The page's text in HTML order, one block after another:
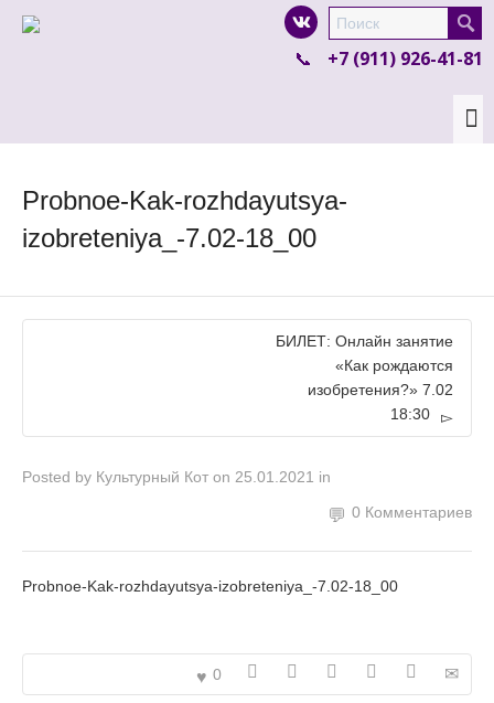
product in a size size .
colour items.
+7 (911) 926-41-81
Probnoe-Kak-rozhdayutsya-
izobreteniya_-7.02-18_00
БИЛЕТ: Онлайн занятие
«Как рождаются
изобретения?» 7.02
18:30
Posted by Культурный Кот on 25.01.2021 in
0 Комментариев
Probnoe-Kak-rozhdayutsya-izobreteniya_-7.02-18_00
0